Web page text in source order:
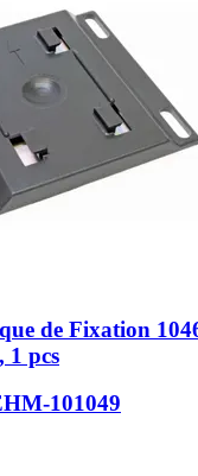
de Fixation
1 pcs
101049